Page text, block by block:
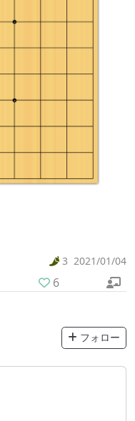
3 2021/01/04
6
フォロー